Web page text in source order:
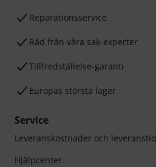
Reparationsservice
Råd från våra sak-experter
Tillfredställelse-garanti
Europas största lager
Service
Leveranskostnader och leveranstid
Hjälpcenter